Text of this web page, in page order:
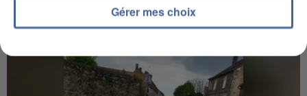
UN SECOND CADRE DE LA DZ MAFIA
INTERPELLÉ EN ALGÉRIE
Gérer mes choix